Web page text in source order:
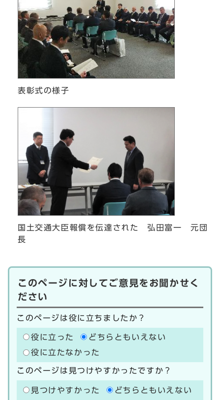
表彰式の様子
国土交通大臣報償を伝達された 弘田富一 元団
長
このページに対してご意見をお聞かせく
ださい
このページは役に立ちましたか？
役に立った
どちらともいえない
役に立たなかった
このページは見つけやすかったですか？
見つけやすかった どちらともいえない